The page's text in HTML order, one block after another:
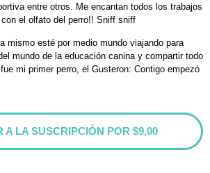
entre otros. Me encantan todos los trabajos
el olfato del perro!! Sniff sniff
mismo esté por medio mundo viajando para
mundo de la educación canina y compartir todo
mi primer perro, el Gusteron: Contigo empezó
A LA SUSCRIPCIÓN POR $9,00